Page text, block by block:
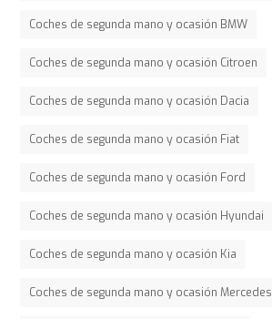
Coches de segunda mano y ocasión BMW
Coches de segunda mano y ocasión Citroen
Coches de segunda mano y ocasión Dacia
Coches de segunda mano y ocasión Fiat
Coches de segunda mano y ocasión Ford
Coches de segunda mano y ocasión Hyundai
Coches de segunda mano y ocasión Kia
Coches de segunda mano y ocasión Mercedes